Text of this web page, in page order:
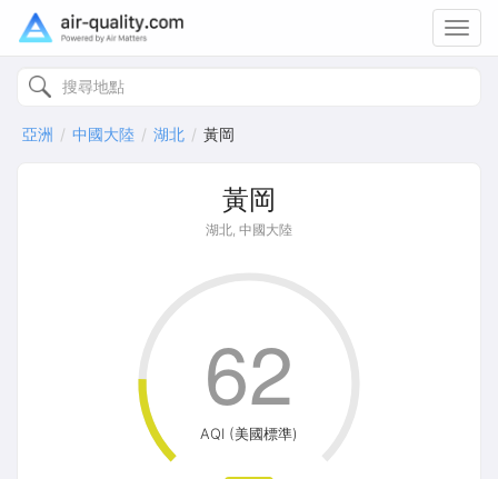
亞洲 中國大陸 湖北 黃岡
黃岡
湖北, 中國大陸
AQI (美國標準)
62